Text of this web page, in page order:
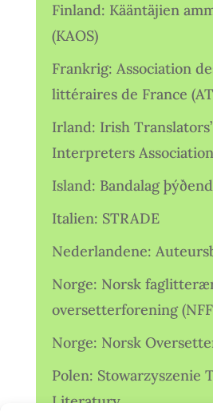
Finland: Kääntäjien
(KAOS)
Frankrig: Association
littéraires de France
Irland: Irish
Interpreters Association
Island: Bandalag
Italien: STRADE
Nederlandene:
Norge: Norsk
oversetterforening
Norge: Norsk
Polen: Stowarzyszenie
Literatury